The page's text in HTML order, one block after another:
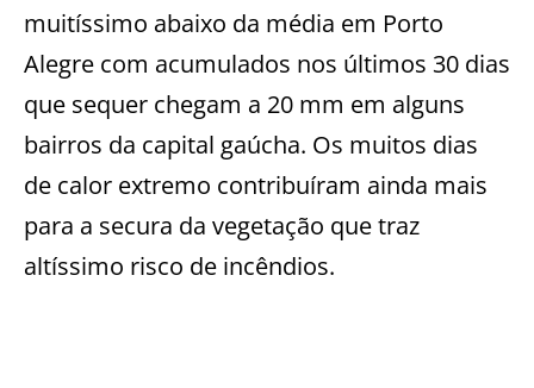
muitíssimo abaixo da média em Porto
Alegre com acumulados nos últimos 30 dias
que sequer chegam a 20 mm em alguns
bairros da capital gaúcha. Os muitos dias
de calor extremo contribuíram ainda mais
para a secura da vegetação que traz
altíssimo risco de incêndios.